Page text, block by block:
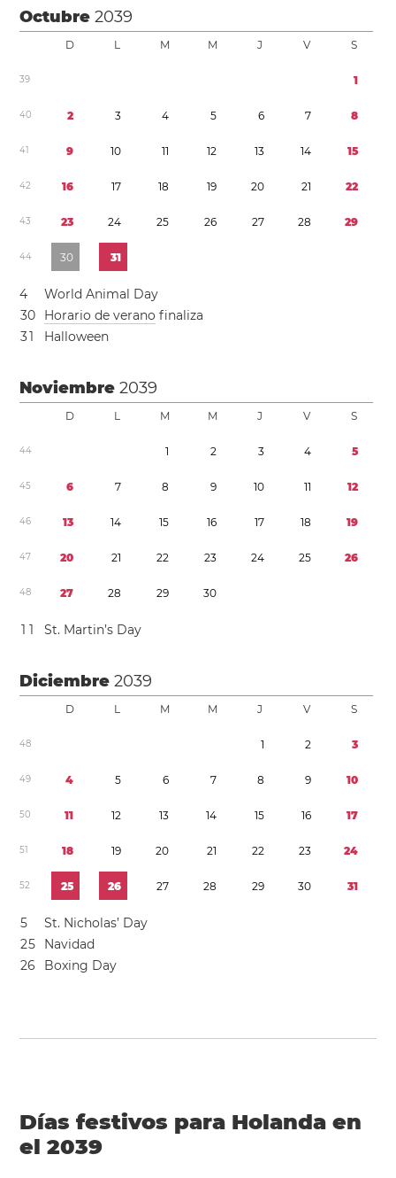
Octubre2039
D L M M J V S
39 1
40 2 3 4 5 6 7 8
41 9 10 11 12 13 14 15
42 16 17 18 19 20 21 22
43 23 24 25 26 27 28 29
44 30 31
4
World Animal Day
30 Horario de verano finaliza
31 Halloween
Noviembre2039
D L M M J V S
44 1 2 3 4 5
45 6 7 8 9 10 11 12
46 13 14 15 16 17 18 19
47 20 21 22 23 24 25 26
48 27 28 29 30
1 1 St. Martin’s Day
Diciembre2039
D L M M J V S
48 1 2 3
49 4 5 6 7 8 9 10
50 11 12 13 14 15 16 17
51 18 19 20 21 22 23 24
52 25 26 27 28 29 30 31
5
St. Nicholas’ Day
25
Navidad
26 Boxing Day
Días festivos para Holanda en
el 2039